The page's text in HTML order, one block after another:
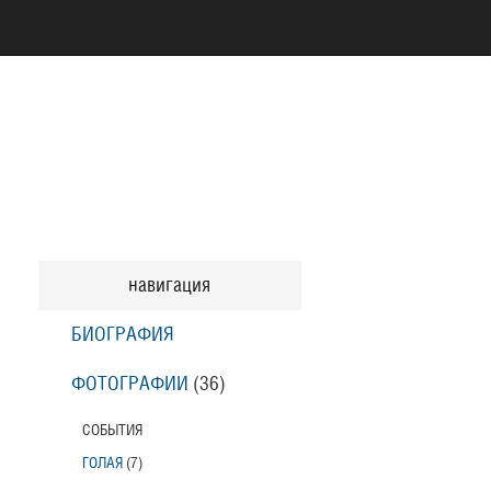
навигация
БИОГРАФИЯ
ФОТОГРАФИИ (36)
СОБЫТИЯ
ГОЛАЯ (7)